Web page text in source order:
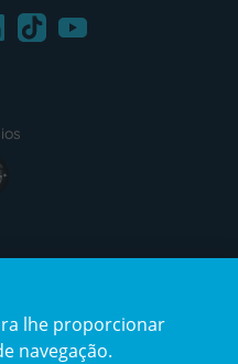
TikTokYoutube
lhe proporcionar
navegação.